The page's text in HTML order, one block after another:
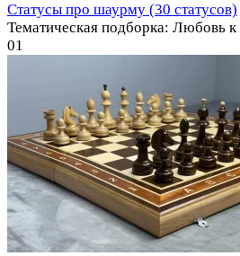
Статусы про шаурму (30 статусов)
Тематическая подборка: Любовь
01